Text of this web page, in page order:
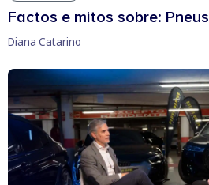
Factos e mitos sobre: Pneus
Diana Catarino